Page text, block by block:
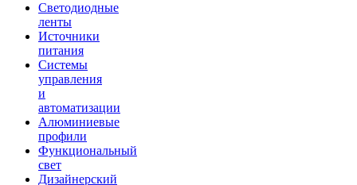
Светодиодные
ленты
Источники
питания
Системы
управления
и
автоматизации
Алюминиевые
профили
Функциональный
свет
Дизайнерский